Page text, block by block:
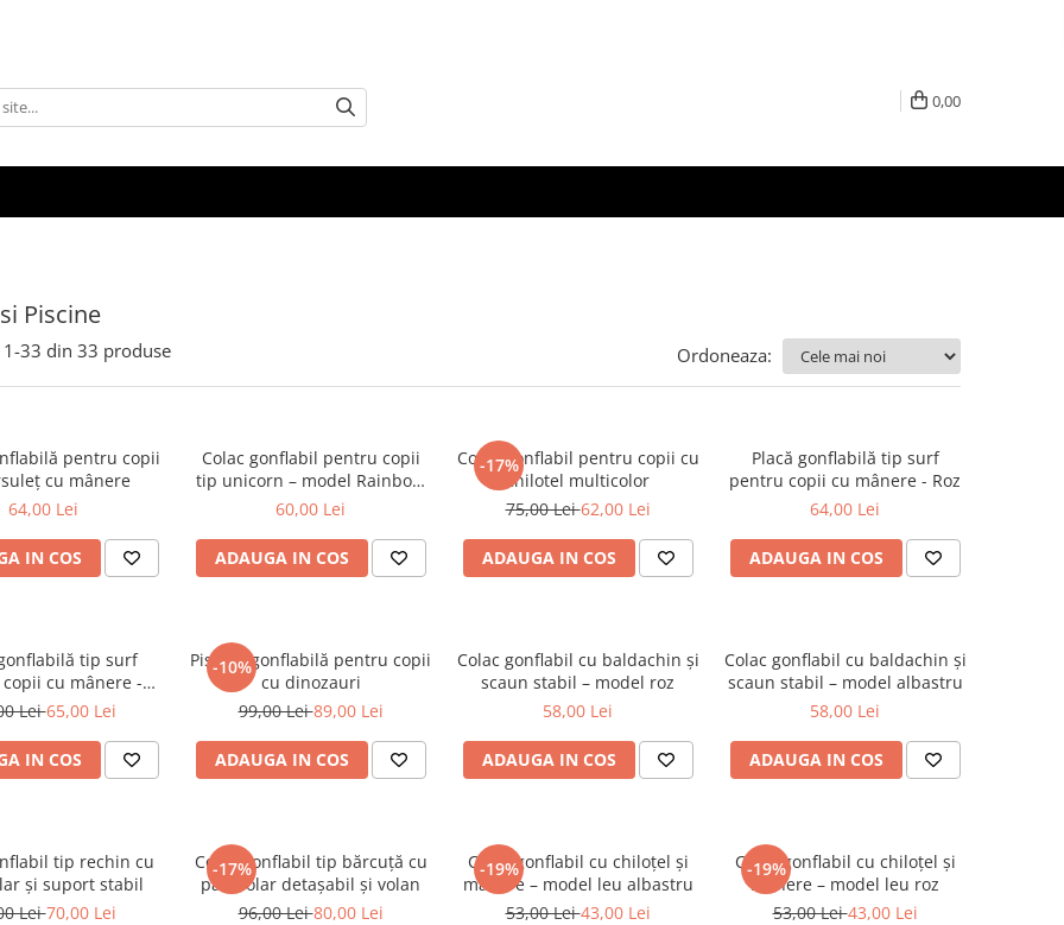
0,00
Piscine
1-33 din 33 produse Ordoneaza:
pentru copii
cu mânere
64,00 Lei
IN COS
Colac gonflabil pentru copii
tip unicorn – model Rainbow
multicolor
60,00 Lei
ADAUGA IN COS
-17%
Colac gonflabil pentru copii cu
chilotel multicolor
75,00 Lei62,00 Lei
ADAUGA IN COS
Placă gonflabilă tip surf
pentru copii cu mânere - Roz
64,00 Lei
ADAUGA IN COS
tip surf
cu mânere -
Albastru
Lei65,00 Lei
IN COS
-10%
Piscină gonflabilă pentru copii
cu dinozauri
99,00 Lei89,00 Lei
ADAUGA IN COS
Colac gonflabil cu baldachin și
scaun stabil – model roz
58,00 Lei
ADAUGA IN COS
Colac gonflabil cu baldachin și
scaun stabil – model albastru
58,00 Lei
ADAUGA IN COS
tip rechin cu
și suport stabil
Lei70,00 Lei
-17%
Colac gonflabil tip bărcuță cu
parasolar detașabil și volan
96,00 Lei80,00 Lei
-19%
Colac gonflabil cu chiloțel și
mânere – model leu albastru
53,00 Lei43,00 Lei
-19%
Colac gonflabil cu chiloțel și
mânere – model leu roz
53,00 Lei43,00 Lei